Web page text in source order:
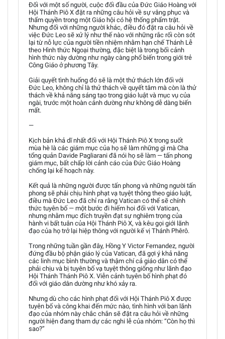
Đối với một số người, cuộc đối đầu của Đức Giáo Hoàng với
Hội Thánh Piô X đặt ra những câu hỏi về sự vâng phục và
thẩm quyền trong một Giáo hội có hệ thống phẩm trật.
Nhưng đối với những người khác, điều đó đặt ra câu hỏi về
việc Đức Leo sẽ xử lý như thế nào với những rắc rối còn sót
lại từ nỗ lực của người tiền nhiệm nhằm hạn chế Thánh Lễ
theo Hình thức Ngoại thường, đặc biệt là trong bối cảnh
hình thức này dường như ngày càng phổ biến trong giới trẻ
Công Giáo ở phương Tây.
Giải quyết tình huống đó sẽ là một thử thách lớn đối với
Đức Leo, không chỉ là thử thách về quyết tâm mà còn là thử
thách về khả năng sáng tạo trong giáo luật và mục vụ của
ngài, trước một hoàn cảnh dường như không dễ dàng biến
mất.
—
Kịch bản khả dĩ nhất đối với Hội Thánh Piô X trong suốt
mùa hè là các giám mục của họ sẽ làm những gì mà Cha
tổng quản Davide Pagliarani đã nói họ sẽ làm — tấn phong
giám mục, bất chấp lời cảnh cáo của Đức Giáo Hoàng
chống lại kế hoạch này.
Kết quả là những người được tấn phong và những người tấn
phong sẽ phải chịu hình phạt vạ tuyệt thông theo giáo luật,
điều mà Đức Leo đã chỉ ra rằng Vatican có thể sẽ chính
thức tuyên bố — một bước đi hiếm hoi đối với Vatican,
nhưng nhằm mục đích truyền đạt sự nghiêm trọng của
hành vi bất tuân của Hội Thánh Piô X, và kêu gọi giới lãnh
đạo của họ trở lại hiệp thông với người kế vị Thánh Phêrô.
Trong những tuần gần đây, Hồng Y Victor Fernandez, người
đứng đầu bộ phận giáo lý của Vatican, đã gợi ý khả năng
các linh mục bình thường và thậm chí cả giáo dân có thể
phải chịu và bị tuyên bố vạ tuyệt thông giống như lãnh đạo
Hội Thánh Thánh Piô X. Viễn cảnh tuyên bố hình phạt đó
đối với giáo dân dường như khó xảy ra.
Nhưng dù cho các hình phạt đối với Hội Thánh Piô X được
tuyên bố và công khai đến mức nào, tình hình với ban lãnh
đạo của nhóm này chắc chắn sẽ đặt ra câu hỏi về những
người hiện đang tham dự các nghi lễ của nhóm: “Còn họ thì
sao?”